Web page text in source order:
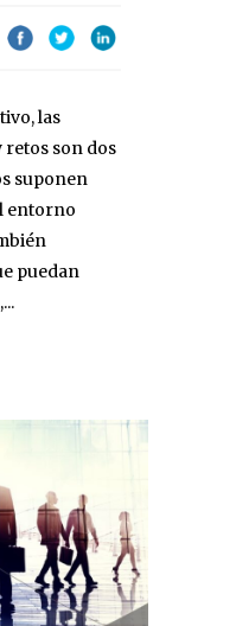
las
son dos
suponen
entorno
puedan